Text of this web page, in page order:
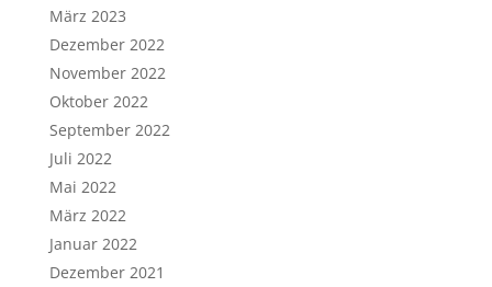
März 2023
Dezember 2022
November 2022
Oktober 2022
September 2022
Juli 2022
Mai 2022
März 2022
Januar 2022
Dezember 2021